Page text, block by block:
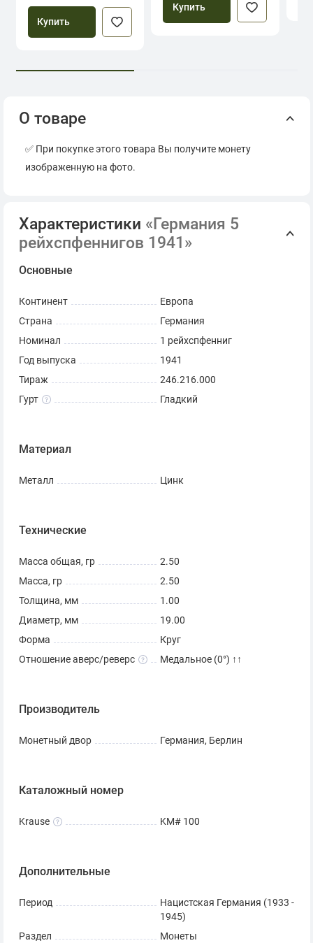
Купить
Купить
О товаре
✅ При покупке этого товара Вы получите монету
изображенную на фото.
Характеристики «Германия 5
рейхспфеннигов 1941»
Основные
Континент
Европа
Страна
Германия
Номинал
1 рейхспфенниг
Год выпуска
1941
Тираж
246.216.000
Гурт
Гладкий
Материал
Металл Цинк
Технические
Масса общая, гр
2.50
Масса, гр
2.50
Толщина, мм
1.00
Диаметр, мм
19.00
Форма
Круг
Отношение аверс/реверс
Медальное (0°) ↑↑
Производитель
Монетный двор Германия, Берлин
Каталожный номер
Krause KM# 100
Дополнительные
Период
Нацистская Германия (1933 -
1945)
Раздел
Монеты